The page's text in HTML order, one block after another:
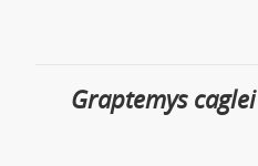
Graptemys caglei